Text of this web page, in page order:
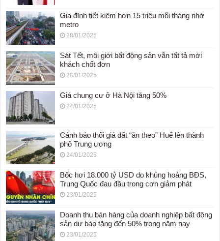
Gia đình tiết kiệm hơn 15 triệu mỗi tháng nhờ
metro
28/01/2025
Sát Tết, môi giới bất động sản vẫn tất tả mời
khách chốt đơn
28/01/2025
Giá chung cư ở Hà Nội tăng 50%
24/01/2025
Cảnh báo thổi giá đất “ăn theo” Huế lên thành
phố Trung ương
24/01/2025
Bốc hơi 18.000 tỷ USD do khủng hoảng BĐS,
Trung Quốc đau đầu trong cơn giảm phát
23/01/2025
Doanh thu bán hàng của doanh nghiệp bất động
sản dự báo tăng đến 50% trong năm nay
23/01/2025